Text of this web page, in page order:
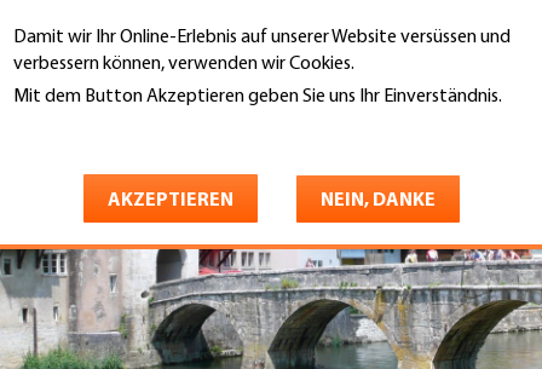
Damit wir Ihr Online-Erlebnis auf unserer Website versüssen und
verbessern können, verwenden wir Cookies.
Mit dem Button Akzeptieren geben Sie uns Ihr Einverständnis.
AKZEPTIEREN NEIN, DANKE
zum
Inhalt